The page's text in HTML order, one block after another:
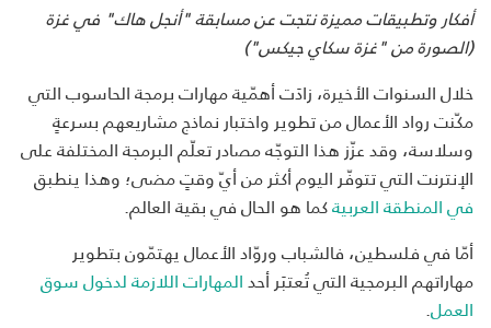
أفكار وتطبيقات مميزة نتجت عن مسابقة "أنجل هاك" في غزة
(الصورة من "غزة سكاي جيكس")
خلال السنوات الأخيرة، زادَت أهمّية مهارات برمجة الحاسوب التي
مكّنت رواد الأعمال من تطوير واختبار نماذج مشاريعهم بسرعةٍ
وسلاسة، وقد عزّز هذا التوجّه مصادر تعلّم البرمجة المختلفة على
الإنترنت التي تتوفّر اليوم أكثر من أيّ وقتٍ مضى؛ وهذا ينطبق
في المنطقة العربيةكما هو الحال في بقية العالم.
أمّا في فلسطين، فالشباب وروّاد الأعمال يهتمّون بتطوير
مهاراتهم البرمجية التي تُعتبَر أحدالمهارات اللازمة لدخول سوق
العمل.